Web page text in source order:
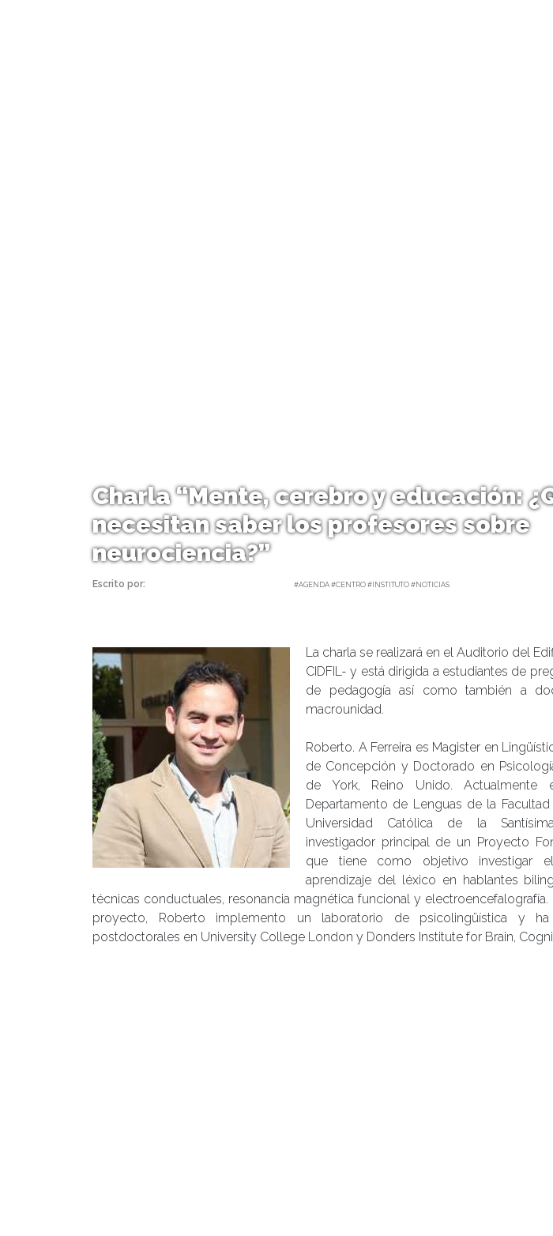
Charla “Mente, cerebro y educación:
necesitan saber los profesores sobre
neurociencia?”
Escrito por: #AGENDA #CENTRO #INSTITUTO #NOTICIAS
La charla se realizará en el Auditorio del
CIDFIL- y está dirigida a estudiantes de
de pedagogía así como también a
macrounidad.
Roberto. A Ferreira es Magister en
de Concepción y Doctorado en
de York, Reino Unido. Actualmente
Departamento de Lenguas de la
Universidad Católica de la
investigador principal de un Proyecto
que tiene como objetivo investigar
aprendizaje del léxico en hablantes
técnicas conductuales, resonancia magnética funcional y
proyecto, Roberto implemento un laboratorio de psicolingüística y ha
postdoctorales en University College London y Donders Institute for Brain,